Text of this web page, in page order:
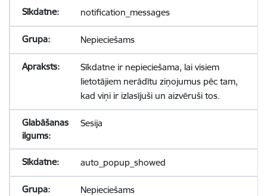
notification_messages
Nepieciešams
Sīkdatne ir nepieciešama, lai visiem
lietotājiem nerādītu ziņojumus pēc tam,
kad viņi ir izlasījuši un aizvēruši tos.
Sesija
auto_popup_showed
Nepieciešams